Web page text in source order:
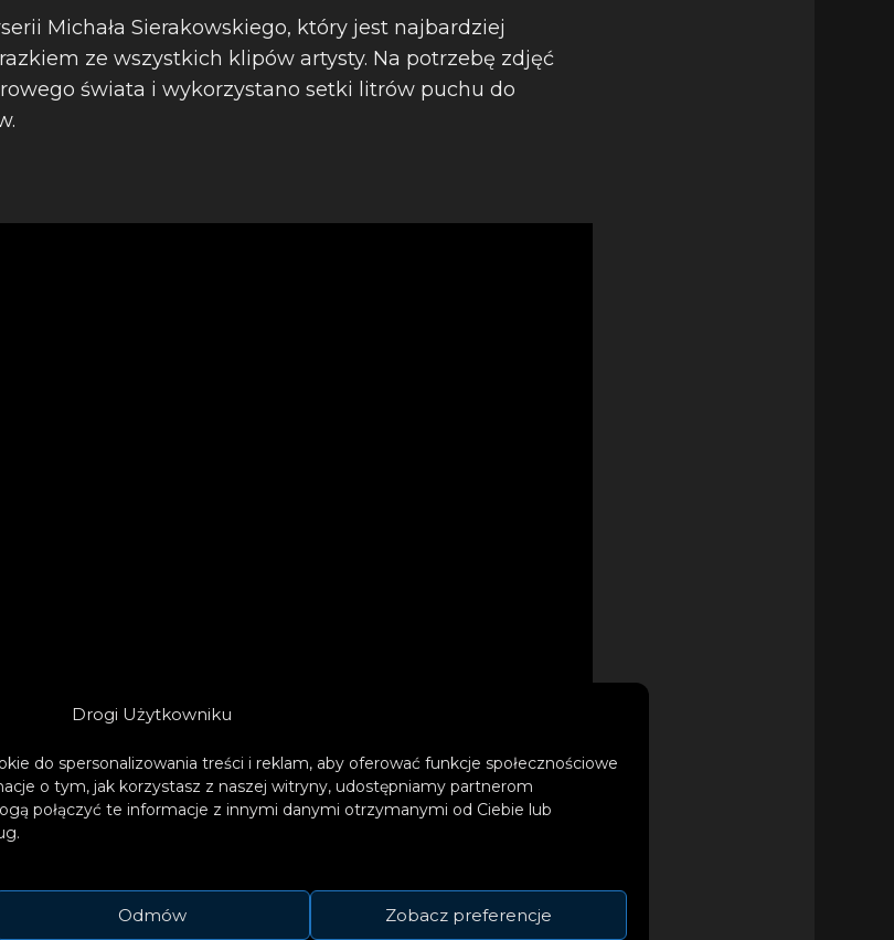
Drogi Użytkowniku
do spersonalizowania treści i reklam, aby oferować funkcje społecznościowe
o tym, jak korzystasz z naszej witryny, udostępniamy partnerom
połączyć te informacje z innymi danymi otrzymanymi od Ciebie lub
Odmów Zobacz preferencje
Michała Sierakowskiego, który jest najbardziej
ze wszystkich klipów artysty. Na potrzebę zdjęć
świata i wykorzystano setki litrów puchu do
młodych artystów wartych słuchania. 18-letni Artysta
z całej Polski.